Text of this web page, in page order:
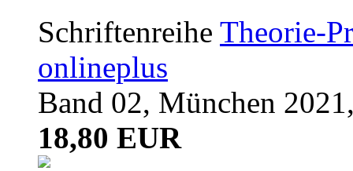
Schriftenreihe Theorie-
onlineplus
Band 02, München
18,80 EUR